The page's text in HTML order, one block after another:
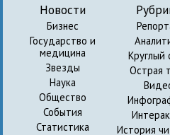
Новости
Бизнес
Государство и
медицина
Звезды
Наука
Общество
События
Статистика
Круглый
Острая
История